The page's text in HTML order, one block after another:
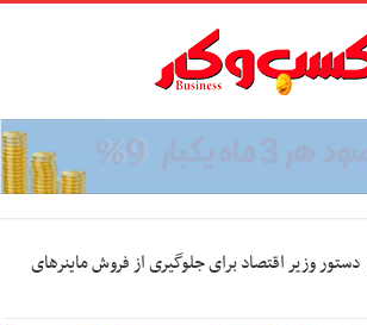
دستور وزیر اقتصاد برای جلوگیری از فروش ماینرهای